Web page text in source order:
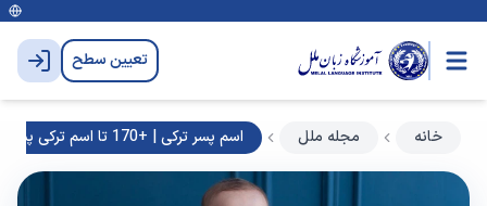
تعیین سطح
خانه مجله ملل اسم پسر ترکی | +170 تا اسم ترکی پسرانه